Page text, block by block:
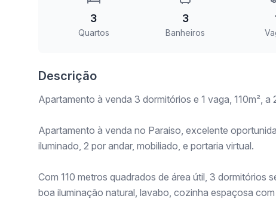
3
Quartos
3
Banheiros
Descrição
Apartamento à venda 3 dormitórios e 1 vaga, 110m²,
Apartamento à venda no Paraiso, excelente
iluminado, 2 por andar, mobiliado, e portaria virtual.
Com 110 metros quadrados de área útil, 3 dormitórios
boa iluminação natural, lavabo, cozinha espaçosa